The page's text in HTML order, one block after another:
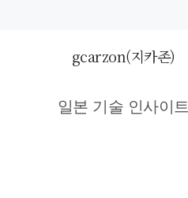
gcarzon(지카존)
일본 기술 인사이트